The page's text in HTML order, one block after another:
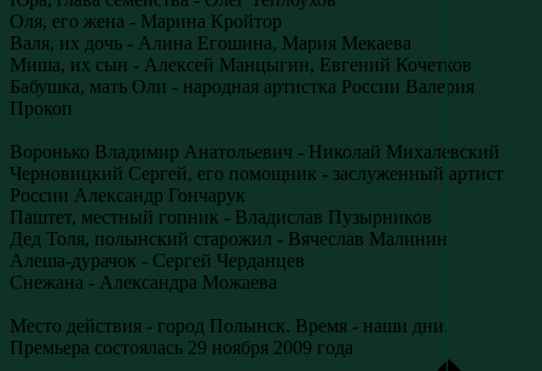
Оля, его жена - Марина Кройтор
Валя, их дочь - Алина Егошина, Мария Мекаева
Миша, их сын - Алексей Манцыгин, Евгений Кочетков
Бабушка, мать Оли - народная артистка России Валерия
Прокоп
Воронько Владимир Анатольевич - Николай Михалевский
Черновицкий Сергей, его помощник - заслуженный артист
России Александр Гончарук
Паштет, местный гопник - Владислав Пузырников
Дед Толя, полынский старожил - Вячеслав Малинин
Алеша-дурачок - Сергей Черданцев
Снежана - Александра Можаева
Место действия - город Полынск. Время - наши дни.
Премьера состоялась 29 ноября 2009 года